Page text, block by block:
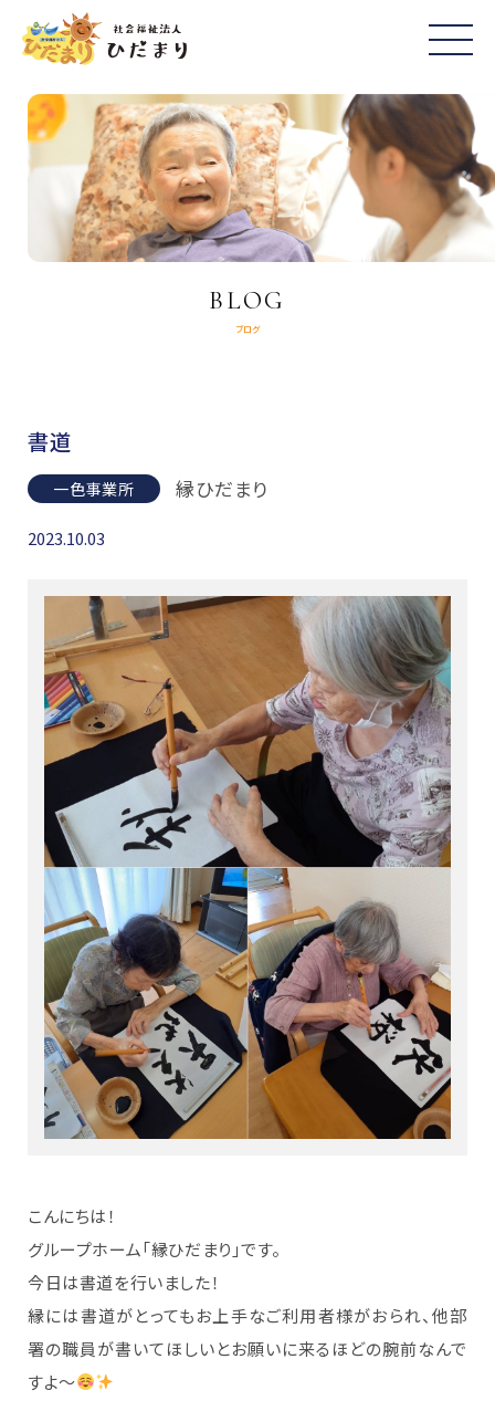
BLOG
ブログ
書道
一色事業所 縁ひだまり
2023.10.03
こんにちは！
グループホーム「縁ひだまり」です。
今日は書道を行いました！
縁には書道がとってもお上手なご利用者様がおられ、他部
署の職員が書いてほしいとお願いに来るほどの腕前なんで
すよ〜